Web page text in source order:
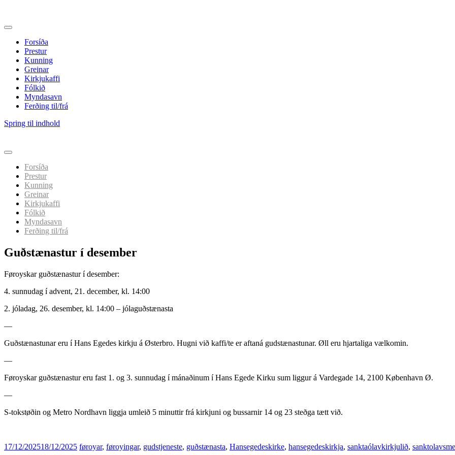
Forsíða
Prestur
Kunning
Greinar
Kirkjukaffi
Fólkið
Myndasavn
Ferðing til/frá
Spring til indhold
Forsíða
Prestur
Kunning
Greinar
Kirkjukaffi
Fólkið
Myndasavn
Ferðing til/frá
Guðstænastur í desember
Føroyskar guðstænastur í desember:
4. sunnudag í advent, 21. december, kl. 14:00
2. jóladag, 26. desember, kl. 14:00 – jólaguðstænasta
—
Guðstænastunar eru í Hans Egedes kirkju á Østerbro. Hugni við kaffi/te er aftaná gudstænastunar. Øll eru hjartaliga vælkomin.
—
Føroyskar guðstænastur eru fast 1. og 3. sunnudag í mánaðinum í Hans Egede Kirku sum liggur á Vardegade 14, 2100 København Ø.
—
S-tokstøðin og Metro Nordhavn liggja umleið 5 minuttir frá kirkjuni og bussarnir 14 og 23 steðga tætt við.
17/12/202518/12/2025 føroyar, føroyingar, gudstjeneste, guðstænasta, Hansegedeskirke, hansegedeskirkja, sanktaólavkirkjulið,